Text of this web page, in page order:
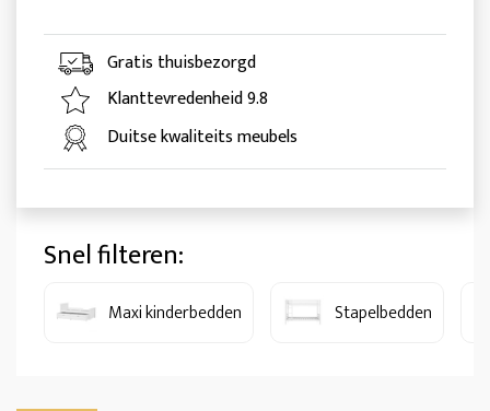
Gratis thuisbezorgd
Klanttevredenheid 9.8
Duitse kwaliteits meubels
Snel filteren:
Maxi kinderbedden Stapelbedden